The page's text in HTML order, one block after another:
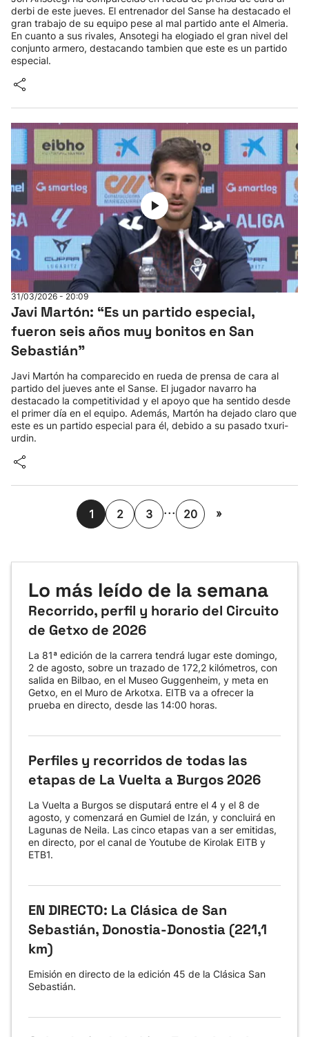
derbi de este jueves. El entrenador del Sanse ha destacado el
gran trabajo de su equipo pese al mal partido ante el Almeria.
En cuanto a sus rivales, Ansotegi ha elogiado el gran nivel del
conjunto armero, destacando tambien que este es un partido
especial.
31/03/2026 - 20:09
Javi Martón: “Es un partido especial,
fueron seis años muy bonitos en San
Sebastián"
Javi Martón ha comparecido en rueda de prensa de cara al
partido del jueves ante el Sanse. El jugador navarro ha
destacado la competitividad y el apoyo que ha sentido desde
el primer día en el equipo. Además, Martón ha dejado claro que
este es un partido especial para él, debido a su pasado txuri-
urdin.
1 2 3 ... 20 »
Lo más leído de la semana
Recorrido, perfil y horario del Circuito
de Getxo de 2026
La 81ª edición de la carrera tendrá lugar este domingo,
2 de agosto, sobre un trazado de 172,2 kilómetros, con
salida en Bilbao, en el Museo Guggenheim, y meta en
Getxo, en el Muro de Arkotxa. EITB va a ofrecer la
prueba en directo, desde las 14:00 horas.
Perfiles y recorridos de todas las
etapas de La Vuelta a Burgos 2026
La Vuelta a Burgos se disputará entre el 4 y el 8 de
agosto, y comenzará en Gumiel de Izán, y concluirá en
Lagunas de Neila. Las cinco etapas van a ser emitidas,
en directo, por el canal de Youtube de Kirolak EITB y
ETB1.
EN DIRECTO: La Clásica de San
Sebastián, Donostia-Donostia (221,1
km)
Emisión en directo de la edición 45 de la Clásica San
Sebastián.